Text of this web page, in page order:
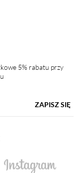
5% rabatu przy
ZAPISZ SIĘ